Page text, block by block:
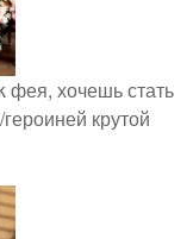
хочешь стать
крутой